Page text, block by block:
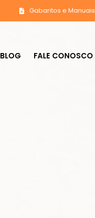
Gabaritos e Manuais
BLOG FALE CONOSCO